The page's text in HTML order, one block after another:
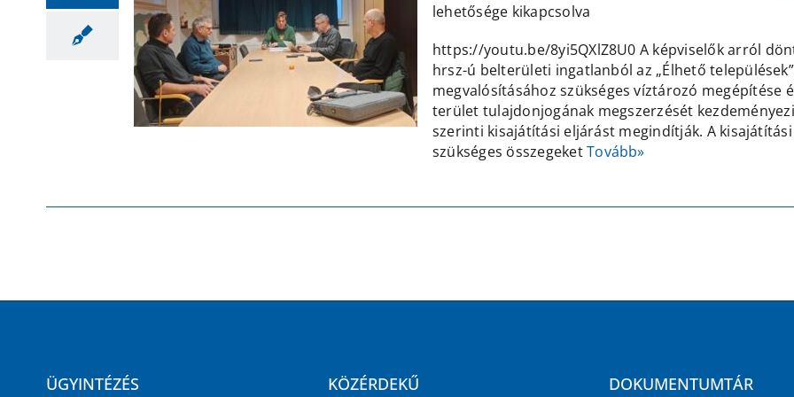
lehetősége kikapcsolva
https://youtu.be/8yi5QXlZ8U0 A képviselők arról
hrsz-ú belterületi ingatlanból az „Élhető települések”
megvalósításához szükséges víztározó megépítése
terület tulajdonjogának megszerzését
szerinti kisajátítási eljárást megindítják. A
szükséges összegeketTovább»
ÜGYINTÉZÉS KÖZÉRDEKŰ DOKUMENTUMTÁR